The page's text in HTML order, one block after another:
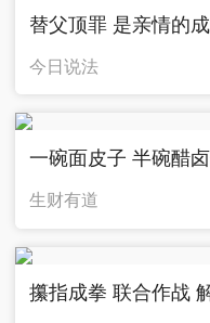
替父顶罪 是亲情的
今日说法
一碗面皮子 半碗醋
生财有道
攥指成拳 联合作战